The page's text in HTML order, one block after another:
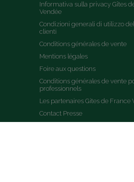
Informativa sulla privacy Gîtes
Vendée
Condizioni generali di utilizzo
clienti
Conditions générales de vente
Mentions légales
Foire aux questions
Conditions générales de vente
professionnels
Les partenaires Gites de France
Contact Presse